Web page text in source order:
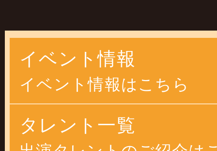
2025年03月14日
２０２５年４月より物
恐縮ですが
価格改正させていただ
イベント情報
イベント情報はこちら
タレント一覧